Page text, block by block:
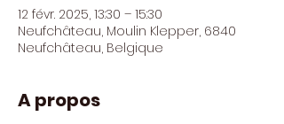
12 févr. 2025, 13:30 – 15:30
Neufchâteau, Moulin Klepper, 6840
Neufchâteau, Belgique
A propos